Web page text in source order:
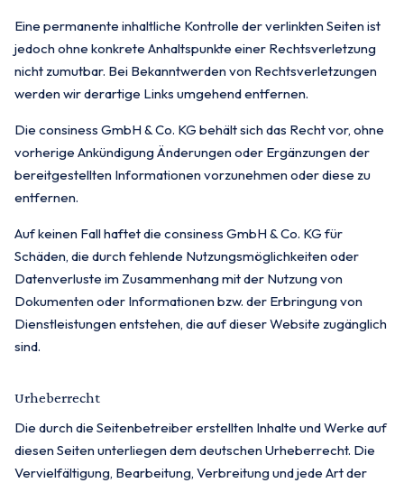
Eine permanente inhaltliche Kontrolle der verlinkten Seiten ist
jedoch ohne konkrete Anhaltspunkte einer Rechtsverletzung
nicht zumutbar. Bei Bekanntwerden von Rechtsverletzungen
werden wir derartige Links umgehend entfernen.
Die consiness GmbH & Co. KG behält sich das Recht vor, ohne
vorherige Ankündigung Änderungen oder Ergänzungen der
bereitgestellten Informationen vorzunehmen oder diese zu
entfernen.
Auf keinen Fall haftet die consiness GmbH & Co. KG für
Schäden, die durch fehlende Nutzungsmöglichkeiten oder
Datenverluste im Zusammenhang mit der Nutzung von
Dokumenten oder Informationen bzw. der Erbringung von
Dienstleistungen entstehen, die auf dieser Website zugänglich
sind.
Urheberrecht
Die durch die Seitenbetreiber erstellten Inhalte und Werke auf
diesen Seiten unterliegen dem deutschen Urheberrecht. Die
Vervielfältigung, Bearbeitung, Verbreitung und jede Art der